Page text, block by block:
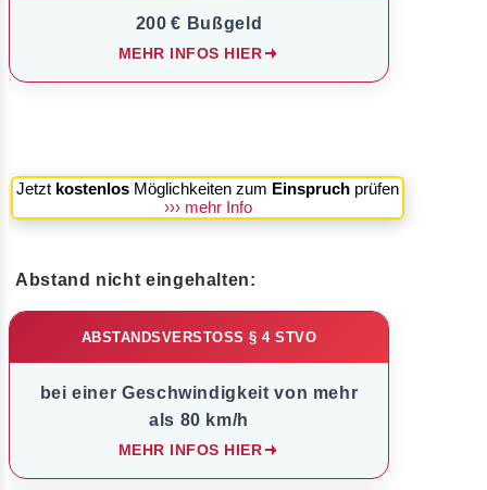
200 € Bußgeld
MEHR INFOS HIER
Jetzt kostenlos Möglichkeiten zum Einspruch prüfen
››› mehr Info
Abstand nicht eingehalten:
ABSTANDSVERSTOSS § 4 STVO
bei einer Geschwindigkeit von mehr
als 80 km/h
MEHR INFOS HIER